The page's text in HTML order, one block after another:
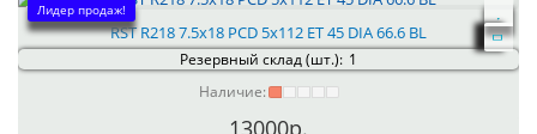
Лидер продаж!
RST R218 7.5x18 PCD 5x112 ET 45 DIA 66.6 BL
Резервный склад (шт.): 1
Наличие:
13000р.